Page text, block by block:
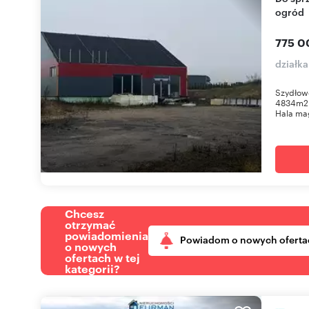
ogród
775
Hala
Chcesz
otrzymać
powiadomienia
o nowych
ofertach w tej
kategorii?
Powiadom o nowych